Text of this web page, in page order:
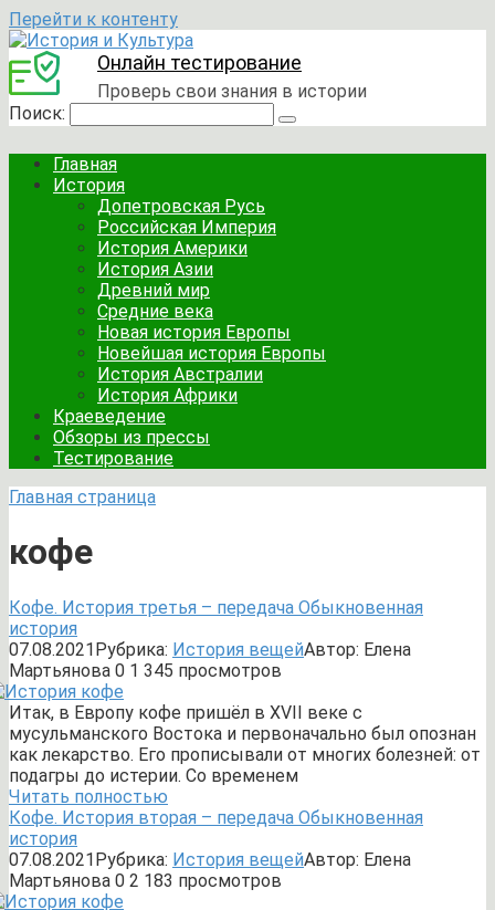
Перейти к контенту
Онлайн тестирование
Проверь свои знания в истории
Поиск:
Главная
История
Допетровская Русь
Российская Империя
История Америки
История Азии
Древний мир
Средние века
Новая история Европы
Новейшая история Европы
История Австралии
История Африки
Краеведение
Обзоры из прессы
Тестирование
Главная страница
кофе
Кофе. История третья – передача Обыкновенная
история
07.08.2021Рубрика: История вещейАвтор: Елена
Мартьянова 0 1 345 просмотров
Итак, в Европу кофе пришёл в XVII веке с
мусульманского Востока и первоначально был опознан
как лекарство. Его прописывали от многих болезней: от
подагры до истерии. Со временем
Читать полностью
Кофе. История вторая – передача Обыкновенная
история
07.08.2021Рубрика: История вещейАвтор: Елена
Мартьянова 0 2 183 просмотров